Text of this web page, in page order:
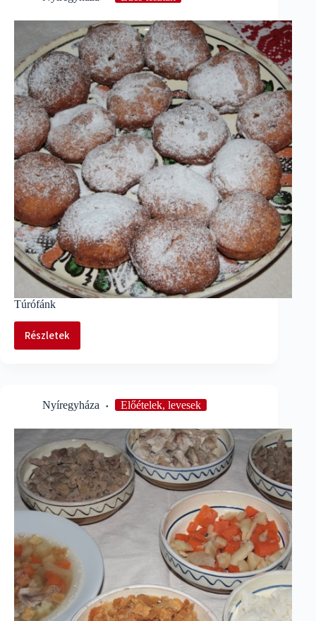
Túrófánk
Részletek
Túrófánk
Nyíregyháza Előételek, levesek